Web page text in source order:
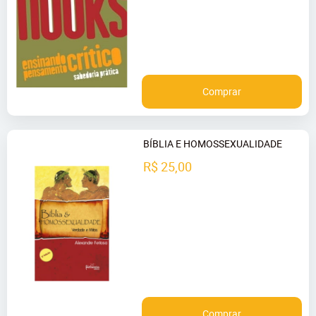
Comprar
BÍBLIA E HOMOSSEXUALIDADE
R$ 25,00